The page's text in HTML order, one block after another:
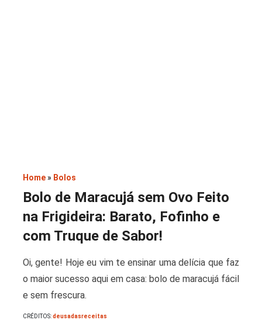
Home » Bolos
Bolo de Maracujá sem Ovo Feito
na Frigideira: Barato, Fofinho e
com Truque de Sabor!
Oi, gente! Hoje eu vim te ensinar uma delícia que faz
o maior sucesso aqui em casa: bolo de maracujá fácil
e sem frescura.
CRÉDITOS:deusadasreceitas